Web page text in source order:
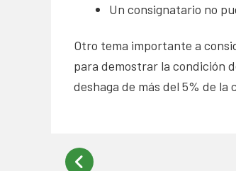
Un consignatario no
Otro tema importante a
para demostrar la condición
deshaga de más del 5% de